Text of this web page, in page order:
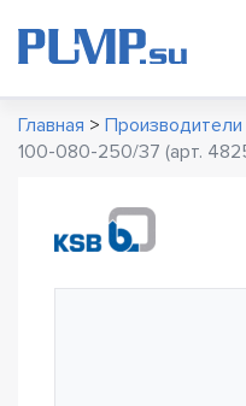
Главная > Производители
100-080-250/37 (арт.